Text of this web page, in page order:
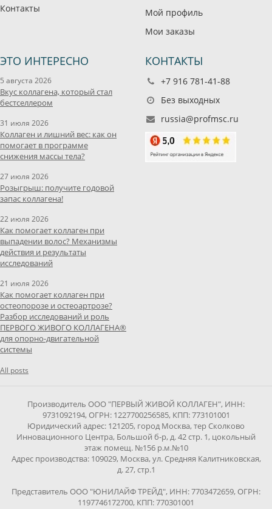
Контакты
Мой профиль
Мои заказы
ЭТО ИНТЕРЕСНО
5 августа 2026
Вкус коллагена, который стал
бестселлером
31 июля 2026
Коллаген и лишний вес: как он
помогает в программе
снижения массы тела?
27 июля 2026
Розыгрыш: получите годовой
запас коллагена!
22 июля 2026
Как помогает коллаген при
выпадении волос? Механизмы
действия и результаты
исследований
21 июля 2026
Как помогает коллаген при
остеопорозе и остеоартрозе?
Разбор исследований и роль
ПЕРВОГО ЖИВОГО КОЛЛАГЕНА®
для опорно-двигательной
системы
All posts
КОНТАКТЫ
+7 916 781-41-88
Без выходных
russia@profmsc.ru
Производитель ООО "ПЕРВЫЙ ЖИВОЙ КОЛЛАГЕН", ИНН:
9731092194, ОГРН: 1227700256585, КПП: 773101001
Юридический адрес: 121205, город Москва, тер Сколково
Инновационного Центра, Большой б-р, д. 42 стр. 1, цокольный
этаж помещ. №156 р.м.№10
Адрес производства: 109029, Москва, ул. Средняя Калитниковская,
д. 27, стр.1
Представитель ООО "ЮНИЛАЙФ ТРЕЙД", ИНН: 7703472659, ОГРН:
1197746172700, КПП: 770301001